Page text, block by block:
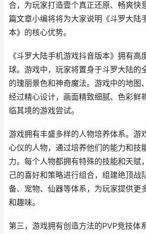
合，为玩家打造壹个真正还原、畅爽快
篇文章小编将将为大家说明《斗罗大陆
本》的核心优势。
《斗罗大陆手机游戏抖音版本》拥有高
球。游戏中，玩家将置身于斗罗大陆的
的瑰丽景色和神奇魔法。游戏中的地图
经过精心设计，画面精致细腻、色彩鲜
临其境的游戏尝试。
游戏拥有丰盛多样的人物培养体系。游
心仪的人物，通过培养他们的能力和技
力。每个人物都拥有特殊的技能和天赋
己的喜好和策略进行组合，组建绝顶战
备、宠物、仙器等体系，为玩家提供更
和趣味。
第三，游戏拥有创造方法的PVP竞技体